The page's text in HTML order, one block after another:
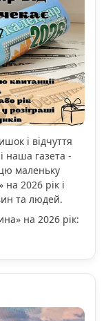
і відчуття
наша газета -
маленьку
2026 рік і
та людей.
на 2026 рік: